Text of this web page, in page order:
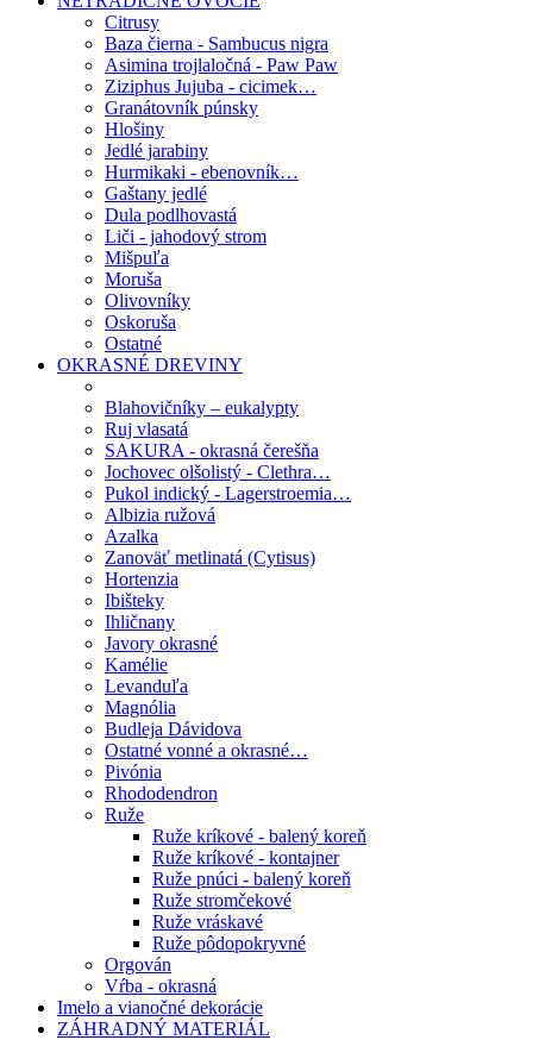
Citrusy
Baza čierna - Sambucus nigra
Asimina trojlaločná - Paw Paw
Ziziphus Jujuba - cicimek…
Granátovník púnsky
Hlošiny
Jedlé jarabiny
Hurmikaki - ebenovník…
Gaštany jedlé
Dula podlhovastá
Liči - jahodový strom
Mišpuľa
Moruša
Olivovníky
Oskoruša
Ostatné
OKRASNÉ DREVINY
Blahovičníky – eukalypty
Ruj vlasatá
SAKURA - okrasná čerešňa
Jochovec olšolistý - Clethra…
Pukol indický - Lagerstroemia…
Albizia ružová
Azalka
Zanoväť metlinatá (Cytisus)
Hortenzia
Ibišteky
Ihličnany
Javory okrasné
Kamélie
Levanduľa
Magnólia
Budleja Dávidova
Ostatné vonné a okrasné…
Pivónia
Rhododendron
Ruže
Ruže kríkové - balený koreň
Ruže kríkové - kontajner
Ruže pnúci - balený koreň
Ruže stromčekové
Ruže vráskavé
Ruže pôdopokryvné
Orgován
Vŕba - okrasná
Imelo a vianočné dekorácie
ZÁHRADNÝ MATERIÁL